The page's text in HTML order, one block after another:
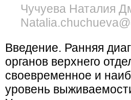
Чучуева Наталия
Введение. Ранняя
органов верхнего
своевременное и
уровень